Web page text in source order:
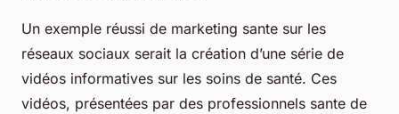
Un exemple réussi de marketing sante sur les
réseaux sociaux serait la création d’une série de
vidéos informatives sur les soins de santé. Ces
vidéos, présentées par des professionnels sante de